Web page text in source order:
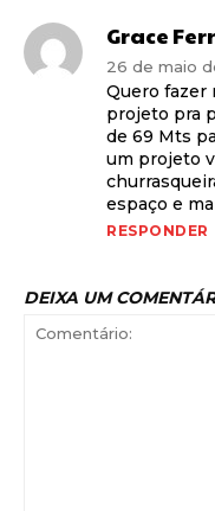
Grace
26 de maio
Quero fazer
projeto pra
de 69 Mts
um projeto
espaço e
RESPONDER
DEIXA UM